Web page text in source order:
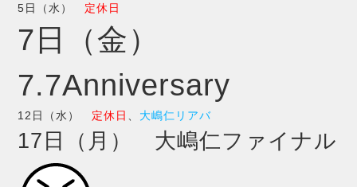
5日（水） 定休日
7日（金）
7.7Anniversary
12日（水） 定休日 大嶋仁リアバ
17日（月） 大嶋仁ファイナル